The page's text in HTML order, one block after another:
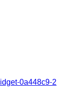
0a448c9-2